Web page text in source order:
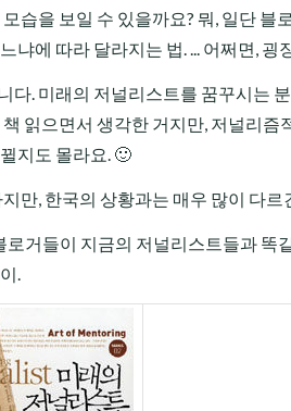
습을 보일 수 있을까요? 뭐, 일단
냐에 따라 달라지는 법. ... 어쩌면,
다. 미래의 저널리스트를 꿈꾸시는
책 읽으면서 생각한 거지만, 저널리
지도 몰라요. 🙂
지만, 한국의 상황과는 매우 많이 다르
로거들이 지금의 저널리스트들과 똑
.